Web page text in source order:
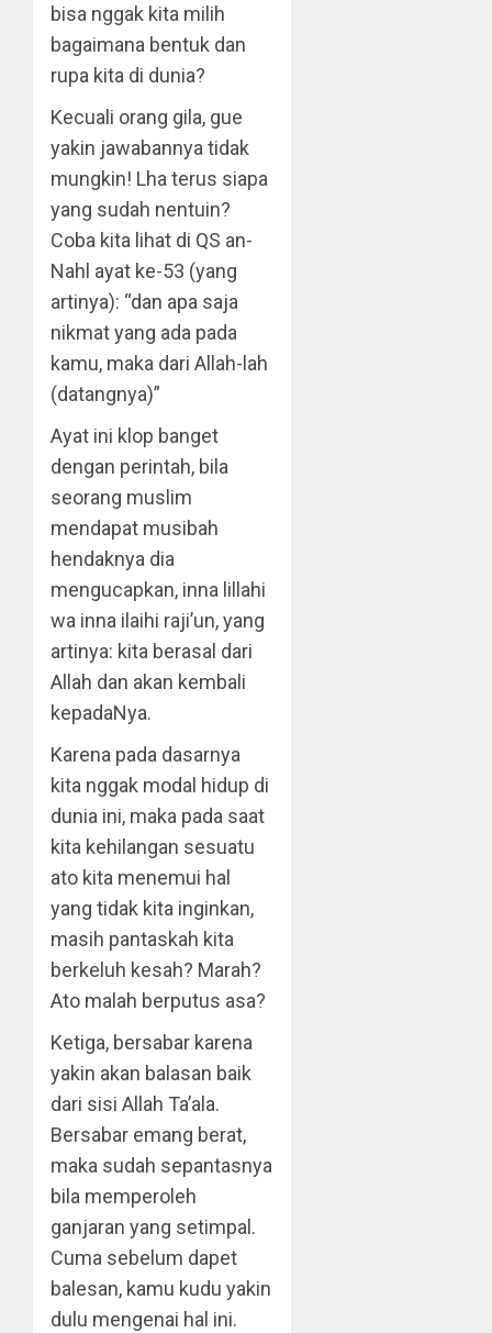
bisa nggak kita milih
bagaimana bentuk dan
rupa kita di dunia?
Kecuali orang gila, gue
yakin jawabannya tidak
mungkin! Lha terus siapa
yang sudah nentuin?
Coba kita lihat di QS an-
Nahl ayat ke-53 (yang
artinya): “dan apa saja
nikmat yang ada pada
kamu, maka dari Allah-lah
(datangnya)”
Ayat ini klop banget
dengan perintah, bila
seorang muslim
mendapat musibah
hendaknya dia
mengucapkan, inna lillahi
wa inna ilaihi raji’un, yang
artinya: kita berasal dari
Allah dan akan kembali
kepadaNya.
Karena pada dasarnya
kita nggak modal hidup di
dunia ini, maka pada saat
kita kehilangan sesuatu
ato kita menemui hal
yang tidak kita inginkan,
masih pantaskah kita
berkeluh kesah? Marah?
Ato malah berputus asa?
Ketiga, bersabar karena
yakin akan balasan baik
dari sisi Allah Ta’ala.
Bersabar emang berat,
maka sudah sepantasnya
bila memperoleh
ganjaran yang setimpal.
Cuma sebelum dapet
balesan, kamu kudu yakin
dulu mengenai hal ini.